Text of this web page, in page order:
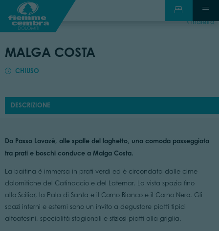
indietro
MALGA COSTA
CHIUSO
DESCRIZIONE
Da Passo Lavazè, alle spalle del laghetto, una comoda passeggiata
tra prati e boschi conduce a Malga Costa.
La baitina è immersa in prati verdi ed è circondata dalle cime
dolomitiche del Catinaccio e del Latemar. La vista spazia fino
allo Sciliar, la Pala di Santa e il Corno Bianco e il Corno Nero. Gli
spazi interni e esterni sono un invito a degustare piatti tipici
altoatesini, specialità stagionali e sfiziosi piatti alla griglia.